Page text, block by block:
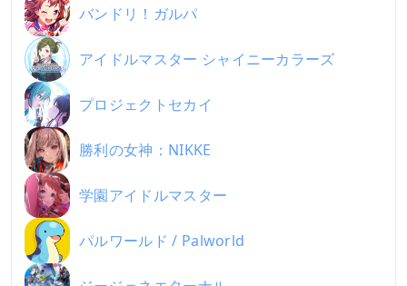
バンドリ！ガルパ
アイドルマスター シャイニーカラーズ
プロジェクトセカイ
勝利の女神：NIKKE
学園アイドルマスター
パルワールド / Palworld